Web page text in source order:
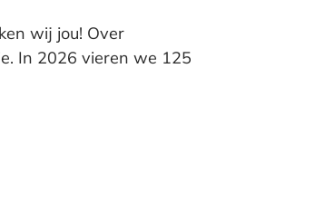
wij jou! Over
In 2026 vieren we 125